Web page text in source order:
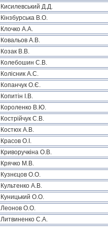
Кисилевський Д.Д.
Кінзбурська В.О.
Клочко А.А.
Ковальов А.В.
Козак В.В.
Колебошин С.В.
Колісник А.С.
Копанчук О.Є.
Копитін І.В.
Короленко В.Ю.
Кострійчук С.В.
Костюх А.В.
Красов О.І.
Криворучкіна О.В.
Крячко М.В.
Кузнєцов О.О.
Культенко А.В.
Куницький О.О.
Леонов О.О.
Литвиненко С.А.